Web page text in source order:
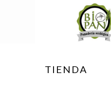
TIENDA